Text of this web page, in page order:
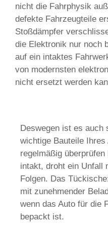
nicht die Fahrphysik
defekte Fahrzeugteile
Stoßdämpfer
die Elektronik nur noch
auf ein intaktes
von modernsten
nicht ersetzt werden
Deswegen ist es auch
wichtige Bauteile
regelmäßig
intakt, droht ein Unfall
Folgen. Das
mit zunehmender
wenn das Auto für die
bepackt ist.